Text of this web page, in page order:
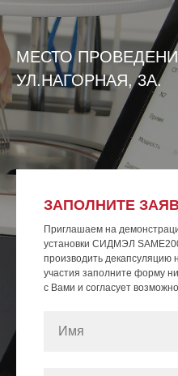
МЕСТО
УЛ.НАГОРНАЯ, 3А.
ЗАПОЛНИТЕ
Приглашаем на
установки СИДМЭЛ
производить декапсуляцию
участия заполните форму
с Вами и согласует